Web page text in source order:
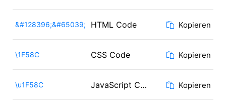
&#128396;&#65039; HTML Code Kopieren
\1F58C CSS Code Kopieren
\u1F58C JavaScript Code Kopieren